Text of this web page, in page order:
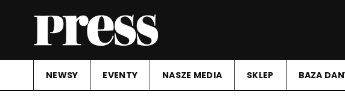
NEWSY EVENTY NASZE MEDIA SKLEP BAZA